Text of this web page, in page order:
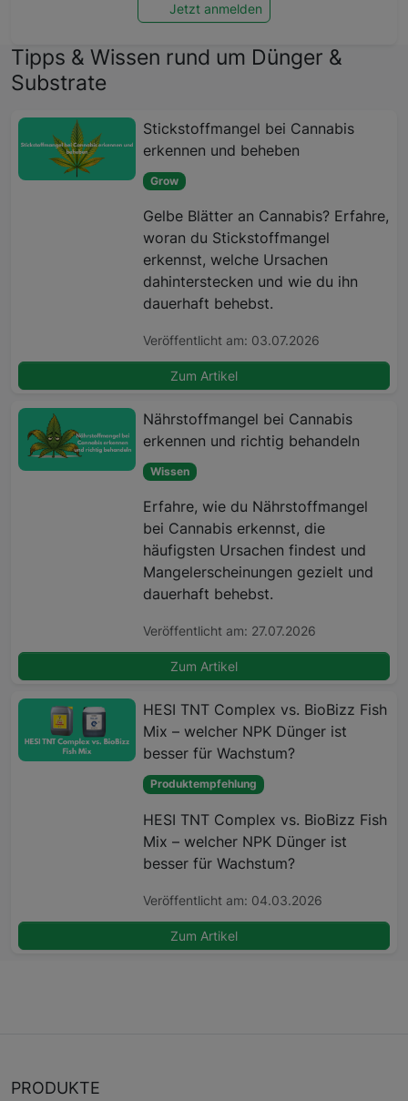
Jetzt anmelden
Tipps & Wissen rund um Dünger &
Substrate
Stickstoffmangel bei Cannabis
erkennen und beheben
Grow
Gelbe Blätter an Cannabis? Erfahre,
woran du Stickstoffmangel
erkennst, welche Ursachen
dahinterstecken und wie du ihn
dauerhaft behebst.
Veröffentlicht am: 03.07.2026
Zum Artikel
Nährstoffmangel bei Cannabis
erkennen und richtig behandeln
Wissen
Erfahre, wie du Nährstoffmangel
bei Cannabis erkennst, die
häufigsten Ursachen findest und
Mangelerscheinungen gezielt und
dauerhaft behebst.
Veröffentlicht am: 27.07.2026
Zum Artikel
HESI TNT Complex vs. BioBizz Fish
Mix – welcher NPK Dünger ist
besser für Wachstum?
Produktempfehlung
HESI TNT Complex vs. BioBizz Fish
Mix – welcher NPK Dünger ist
besser für Wachstum?
Veröffentlicht am: 04.03.2026
Zum Artikel
PRODUKTE